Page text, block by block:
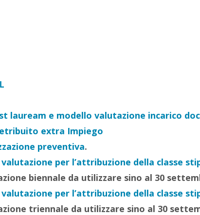
lauream e modello valutazione incarico
extra Impiego
preventiva.
per l’attribuzione della classe
biennale da utilizzare sino al 30
per l’attribuzione della classe
triennale da utilizzare sino al 30